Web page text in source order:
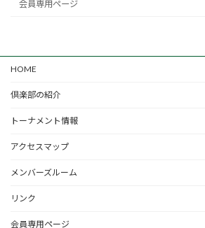
会員専用ページ
HOME
倶楽部の紹介
トーナメント情報
アクセスマップ
メンバーズルーム
リンク
会員専用ページ